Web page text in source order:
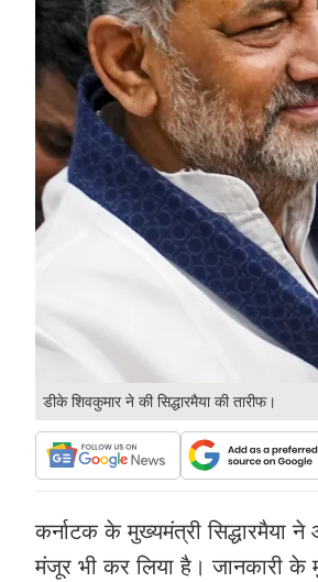
डीके शिवकुमार ने की सिद्धारमैया की तारीफ।
कर्नाटक के मुख्यमंत्री सिद्धारमैया
मंजूर भी कर लिया है। जानकारी के